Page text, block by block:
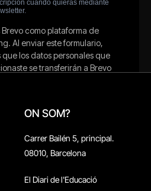
ON SOM?
Carrer Bailén 5, principal.
08010, Barcelona
El Diari de l'Educació